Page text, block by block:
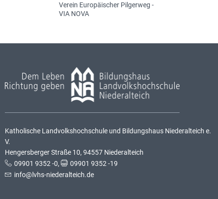
Verein Europäischer Pilgerweg -
VIA NOVA
Katholische Landvolkshochschule und Bildungshaus Niederalteich e.
V.
Hengersberger Straße 10, 94557 Niederalteich
09901 9352 -0,
09901 9352 -19
info@lvhs-niederalteich.de